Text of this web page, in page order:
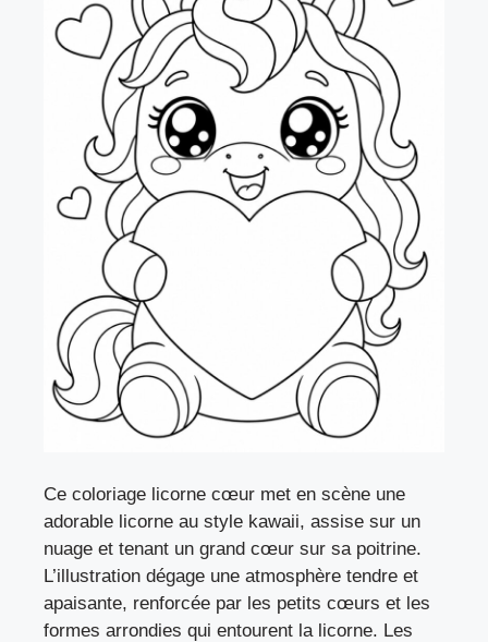
Ce coloriage licorne cœur met en scène une
adorable licorne au style kawaii, assise sur un
nuage et tenant un grand cœur sur sa poitrine.
L’illustration dégage une atmosphère tendre et
apaisante, renforcée par les petits cœurs et les
formes arrondies qui entourent la licorne. Les